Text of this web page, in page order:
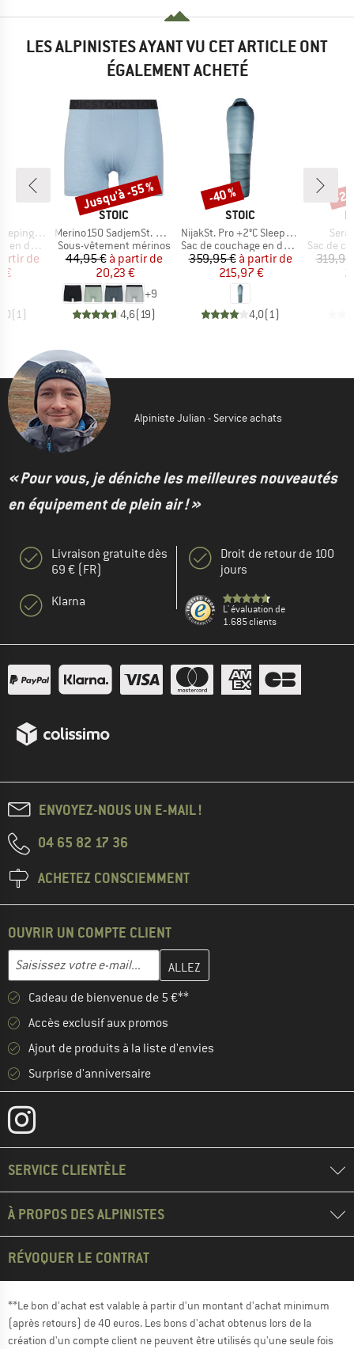
LES ALPINISTES AYANT VU CET ARTICLE ONT
ÉGALEMENT ACHETÉ
Bag
duvet
réduit
de
€
(1)
MARQUE
STOIC
Article
Merino150 SadjemSt. Boxer
Product group
Sous-vêtement mérinos
Prix
44,95 € Prix réduit
à partir de
20,23 €
+9
4,6(19)
Remise
Jusqu'à -55 %
MARQUE
STOIC
Article
NijakSt. Pro +2°C Sleeping Bag
Product group
Sac de couchage en duvet
Prix
359,95 € Prix réduit
à partir de
215,97 €
4,0(1)
Remise
-40 %
Product
Sac de
-
Alpiniste Julian - Service achats
« Pour vous, je déniche les meilleures nouveautés
en équipement de plein air ! »
Livraison gratuite dès
69 € (FR)
Klarna
Droit de retour de 100
jours
L' évaluation de
1.685 clients
ENVOYEZ-NOUS UN E-MAIL !
04 65 82 17 36
ACHETEZ CONSCIEMMENT
OUVRIR UN COMPTE CLIENT
Adresse e-mail
Entrez votre adresse e-mail ici et créez votre compte client à la
Cadeau de bienvenue de 5 €**
Accès exclusif aux promos
Ajout de produits à la liste d'envies
Surprise d'anniversaire
SERVICE CLIENTÈLE
À PROPOS DES ALPINISTES
RÉVOQUER LE CONTRAT
**Le bon d'achat est valable à partir d'un montant d'achat minimum
(après retours) de 40 euros. Les bons d'achat obtenus lors de la
création d'un compte client ne peuvent être utilisés qu'une seule fois